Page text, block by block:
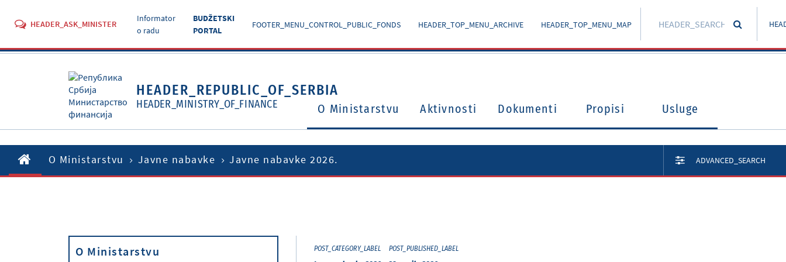
HEADER_ASK_MINISTER
Informator
o radu
BUDŽETSKI
PORTAL
FOOTER_MENU_CONTROL_PUBLIC_FONDS HEADER_TOP_MENU_ARCHIVE HEADER_TOP_MENU_MAP
HEADER_REPUBLIC_OF_SERBIA
HEADER_MINISTRY_OF_FINANCE O Ministarstvu Aktivnosti Dokumenti Propisi Usluge
O Ministarstvu Javne nabavke Javne nabavke 2026. ADVANCED_SEARCH
O Ministarstvu POST_CATEGORY_LABEL POST_PUBLISHED_LABEL